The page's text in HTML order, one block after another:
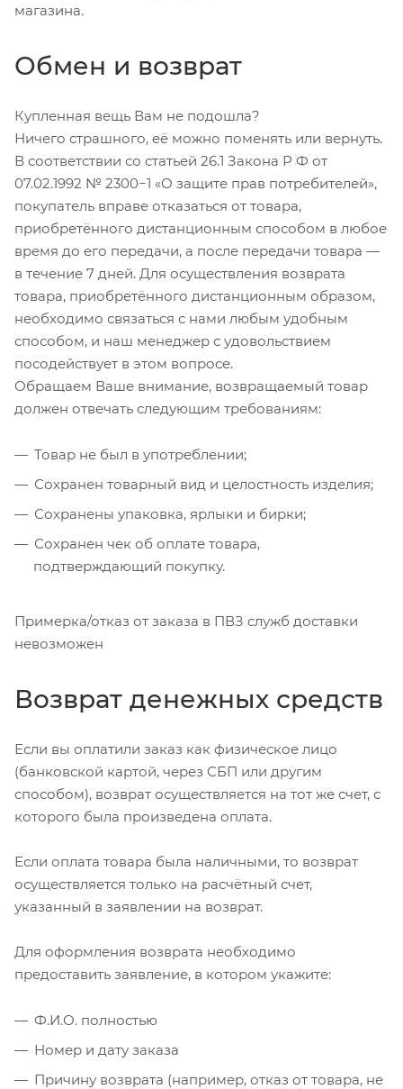
магазина.
Обмен и возврат
Купленная вещь Вам не подошла?
Ничего страшного, её можно поменять или вернуть.
В соответствии со статьей 26.1 Закона Р Ф от
07.02.1992 № 2300−1 «О защите прав потребителей»,
покупатель вправе отказаться от товара,
приобретённого дистанционным способом в любое
время до его передачи, а после передачи товара —
в течение 7 дней. Для осуществления возврата
товара, приобретённого дистанционным образом,
необходимо связаться с нами любым удобным
способом, и наш менеджер с удовольствием
посодействует в этом вопросе.
Обращаем Ваше внимание, возвращаемый товар
должен отвечать следующим требованиям:
Товар не был в употреблении;
Сохранен товарный вид и целостность изделия;
Сохранены упаковка, ярлыки и бирки;
Сохранен чек об оплате товара,
подтверждающий покупку.
Примерка/отказ от заказа в ПВЗ служб доставки
невозможен
Возврат денежных средств
Если вы оплатили заказ как физическое лицо
(банковской картой, через СБП или другим
способом), возврат осуществляется на тот же счет, с
которого была произведена оплата.
Если оплата товара была наличными, то возврат
осуществляется только на расчётный счет,
указанный в заявлении на возврат.
Для оформления возврата необходимо
предоставить заявление, в котором укажите:
Ф.И.О. полностью
Номер и дату заказа
Причину возврата (например, отказ от товара, не